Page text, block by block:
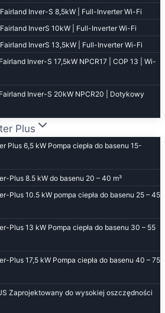
Fairland Inver-S 8,5kW | Full-Inverter Wi-Fi
Fairland InverS 10kW | Full-Inverter Wi-Fi
Fairland InverS 13,5kW | Full-Inverter Wi-Fi
Inver-S 17,5kW NPCR17 | COP 13 | Wi-
Inver-S 20kW NPCR20 | Dotykowy
Plus
Plus 6,5 kW Pompa ciepła do basenu 15-
Plus 8.5 kW do basenu 20 – 40 m³
Plus 10.5 kW pompa ciepła do basenu 25 – 45
Plus 13 kW Pompa ciepła do basenu 30 – 55
Plus 17,5 kW Pompa ciepła do basenu 40 – 75
Zaprojektowany do wysokiej oszczędności